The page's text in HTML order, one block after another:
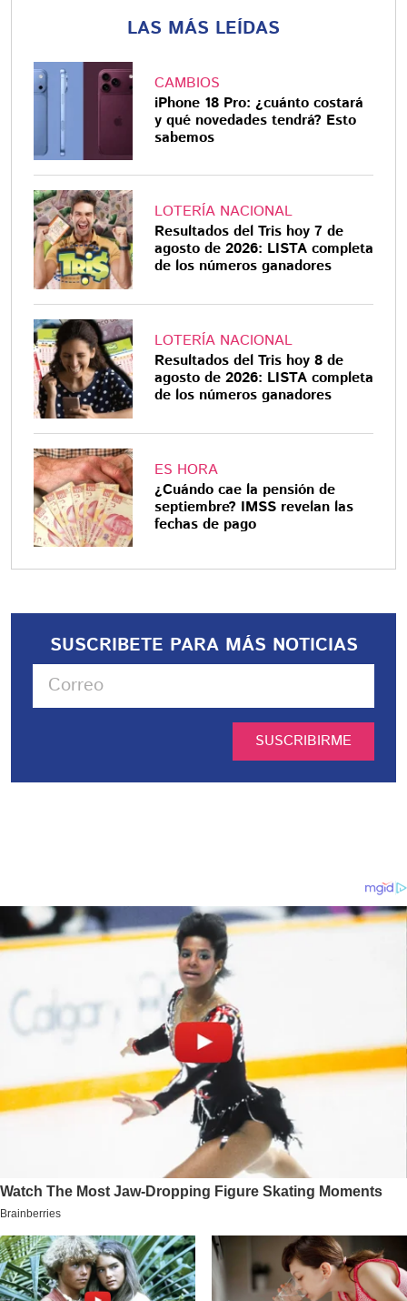
LAS MÁS LEÍDAS
CAMBIOS
iPhone 18 Pro: ¿cuánto costará
y qué novedades tendrá? Esto
sabemos
LOTERÍA NACIONAL
Resultados del Tris hoy 7 de
agosto de 2026: LISTA completa
de los números ganadores
LOTERÍA NACIONAL
Resultados del Tris hoy 8 de
agosto de 2026: LISTA completa
de los números ganadores
ES HORA
¿Cuándo cae la pensión de
septiembre? IMSS revelan las
fechas de pago
SUSCRIBETE PARA MÁS NOTICIAS
SUSCRIBIRME